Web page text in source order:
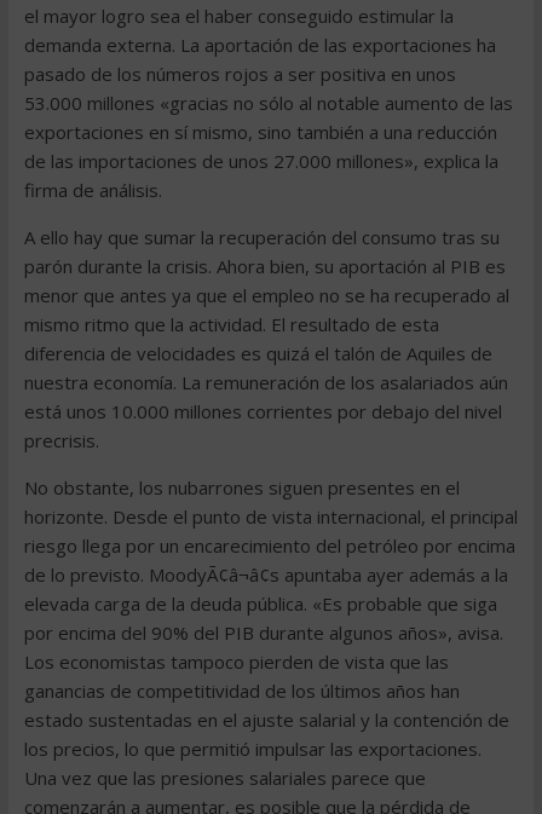
el mayor logro sea el haber conseguido estimular la
demanda externa. La aportación de las exportaciones ha
pasado de los números rojos a ser positiva en unos
53.000 millones «gracias no sólo al notable aumento de las
exportaciones en sí mismo, sino también a una reducción
de las importaciones de unos 27.000 millones», explica la
firma de análisis.
A ello hay que sumar la recuperación del consumo tras su
parón durante la crisis. Ahora bien, su aportación al PIB es
menor que antes ya que el empleo no se ha recuperado al
mismo ritmo que la actividad. El resultado de esta
diferencia de velocidades es quizá el talón de Aquiles de
nuestra economía. La remuneración de los asalariados aún
está unos 10.000 millones corrientes por debajo del nivel
precrisis.
No obstante, los nubarrones siguen presentes en el
horizonte. Desde el punto de vista internacional, el principal
riesgo llega por un encarecimiento del petróleo por encima
de lo previsto. MoodyÃ¢â¬â¢s apuntaba ayer además a la
elevada carga de la deuda pública. «Es probable que siga
por encima del 90% del PIB durante algunos años», avisa.
Los economistas tampoco pierden de vista que las
ganancias de competitividad de los últimos años han
estado sustentadas en el ajuste salarial y la contención de
los precios, lo que permitió impulsar las exportaciones.
Una vez que las presiones salariales parece que
comenzarán a aumentar, es posible que la pérdida de